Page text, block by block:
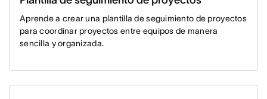
Aprende a crear una plantilla de seguimiento de proyectos
para coordinar proyectos entre equipos de manera
sencilla y organizada.